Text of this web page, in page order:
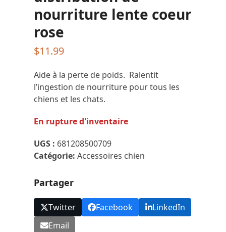
nourriture lente coeur
rose
$11.99
Aide à la perte de poids. Ralentit
l’ingestion de nourriture pour tous les
chiens et les chats.
En rupture d'inventaire
UGS : 681208500709
Catégorie:Accessoires chien
Partager
Twitter Facebook
LinkedIn
Email